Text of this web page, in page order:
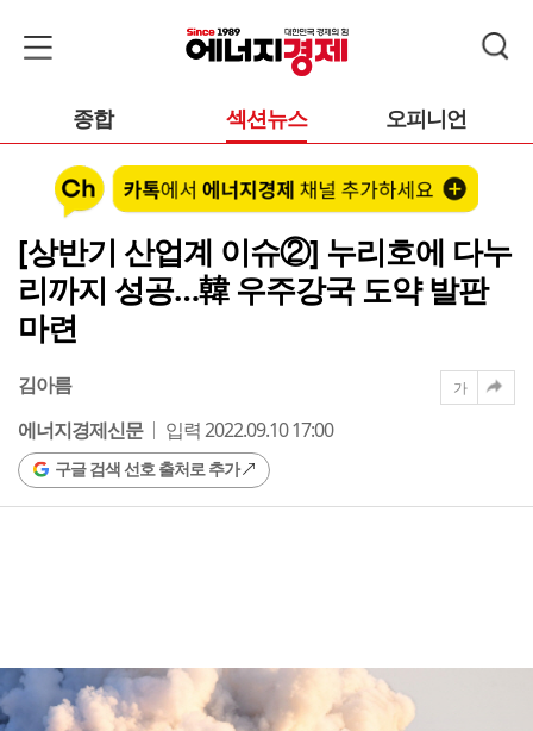
종합 섹션뉴스 오피니언
[상반기 산업계 이슈②] 누리호에 다누
리까지 성공…韓 우주강국 도약 발판
마련
김아름
에너지경제신문
입력 2022.09.10 17:00
구글 검색 선호 출처로 추가
가